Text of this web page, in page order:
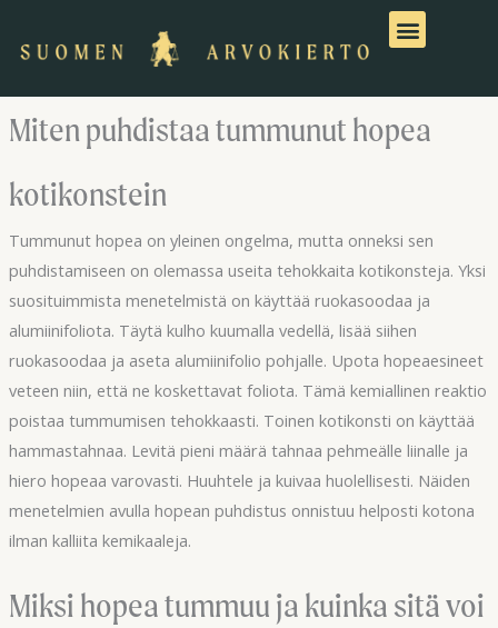
sisältöön
Miten puhdistaa tummunut hopea
kotikonstein
Tummunut hopea on yleinen ongelma, mutta onneksi sen
puhdistamiseen on olemassa useita tehokkaita kotikonsteja. Yksi
suosituimmista menetelmistä on käyttää ruokasoodaa ja
alumiinifoliota. Täytä kulho kuumalla vedellä, lisää siihen
ruokasoodaa ja aseta alumiinifolio pohjalle. Upota hopeaesineet
veteen niin, että ne koskettavat foliota. Tämä kemiallinen reaktio
poistaa tummumisen tehokkaasti. Toinen kotikonsti on käyttää
hammastahnaa. Levitä pieni määrä tahnaa pehmeälle liinalle ja
hiero hopeaa varovasti. Huuhtele ja kuivaa huolellisesti. Näiden
menetelmien avulla hopean puhdistus onnistuu helposti kotona
ilman kalliita kemikaaleja.
Miksi hopea tummuu ja kuinka sitä voi